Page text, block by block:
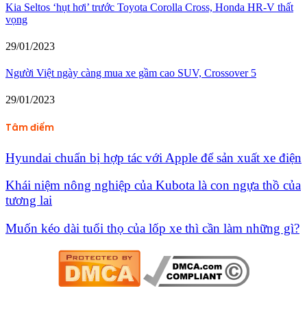
Kia Seltos ‘hụt hơi’ trước Toyota Corolla Cross, Honda HR-V thất
vọng
29/01/2023
Người Việt ngày càng mua xe gầm cao SUV, Crossover 5
29/01/2023
Tâm điểm
Hyundai chuẩn bị hợp tác với Apple để sản xuất xe điện
Khái niệm nông nghiệp của Kubota là con ngựa thồ của
tương lai
Muốn kéo dài tuổi thọ của lốp xe thì cần làm những gì?